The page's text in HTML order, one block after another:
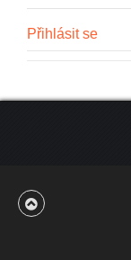
Přihlásit se